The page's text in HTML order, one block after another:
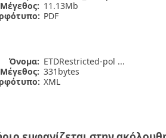
Μέγεθος: 11.13Mb
PDF
Όνομα: ETDRestricted-pol ...
Μέγεθος: 331bytes
XML